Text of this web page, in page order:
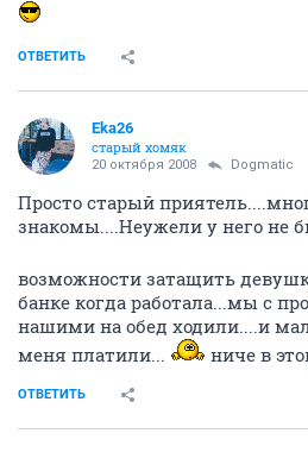
ОТВЕТИТЬ
Eka26
старый хомяк
20 октября 2008 Dogmatic
Просто старый
знакомы....Неужели у него не
возможности затащить
банке когда работала...мы с
нашими на обед ходили....и
меня платили...
ниче в
ОТВЕТИТЬ